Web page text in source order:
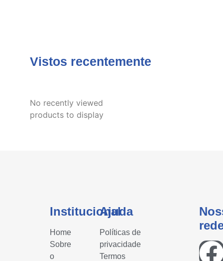
Vistos recentemente
No recently viewed
products to display
Institucional
Home
Sobre
o
Ajuda
Políticas de
privacidade
Termos